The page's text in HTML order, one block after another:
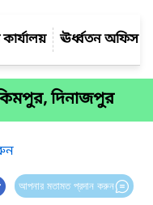
ঊর্ধ্বতন অফিস
দিনাজপুর
আপনার মতামত প্রদান করুন